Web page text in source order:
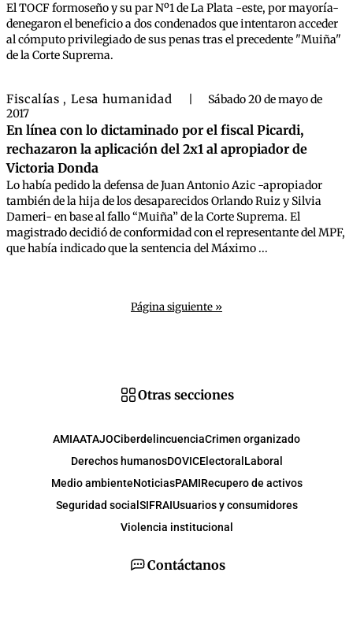
El TOCF formoseño y su par Nº1 de La Plata -este, por mayoría-
denegaron el beneficio a dos condenados que intentaron acceder
al cómputo privilegiado de sus penas tras el precedente "Muiña"
de la Corte Suprema.
Fiscalías , Lesa humanidad
Sábado 20 de mayo de
2017
En línea con lo dictaminado por el fiscal Picardi,
rechazaron la aplicación del 2x1 al apropiador de
Victoria Donda
Lo había pedido la defensa de Juan Antonio Azic -apropiador
también de la hija de los desaparecidos Orlando Ruiz y Silvia
Dameri- en base al fallo “Muiña” de la Corte Suprema. El
magistrado decidió de conformidad con el representante del MPF,
que había indicado que la sentencia del Máximo ...
Página siguiente »
Contáctanos
Otras secciones
AMIAATAJOCiberdelincuenciaCrimen organizado
Derechos humanosDOVICElectoral Laboral
Medio ambienteNoticiasPAMIRecupero de activos
Seguridad social SIFRAIUsuarios y consumidores
Violencia institucional